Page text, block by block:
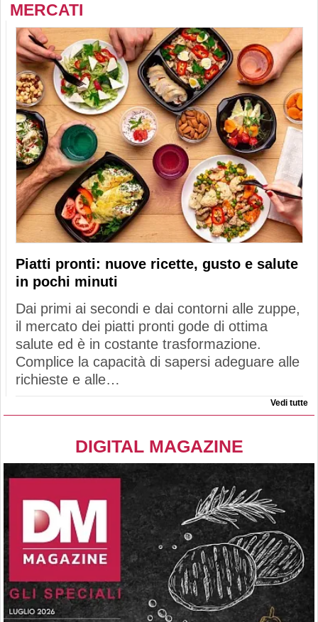
MERCATI
Piatti pronti: nuove ricette, gusto e salute
in pochi minuti
Dai primi ai secondi e dai contorni alle zuppe,
il mercato dei piatti pronti gode di ottima
salute ed è in costante trasformazione.
Complice la capacità di sapersi adeguare alle
richieste e alle…
Vedi tutte
DIGITAL MAGAZINE